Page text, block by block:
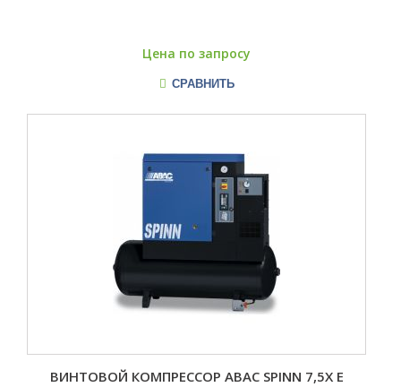
Цена по запросу
СРАВНИТЬ
ВИНТОВОЙ КОМПРЕССОР ABAC SPINN 7,5X E